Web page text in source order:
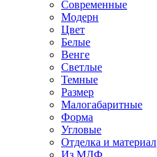
Современные
Модерн
Цвет
Белые
Венге
Светлые
Темные
Размер
Малогабаритные
Форма
Угловые
Отделка и материал
Из МДФ